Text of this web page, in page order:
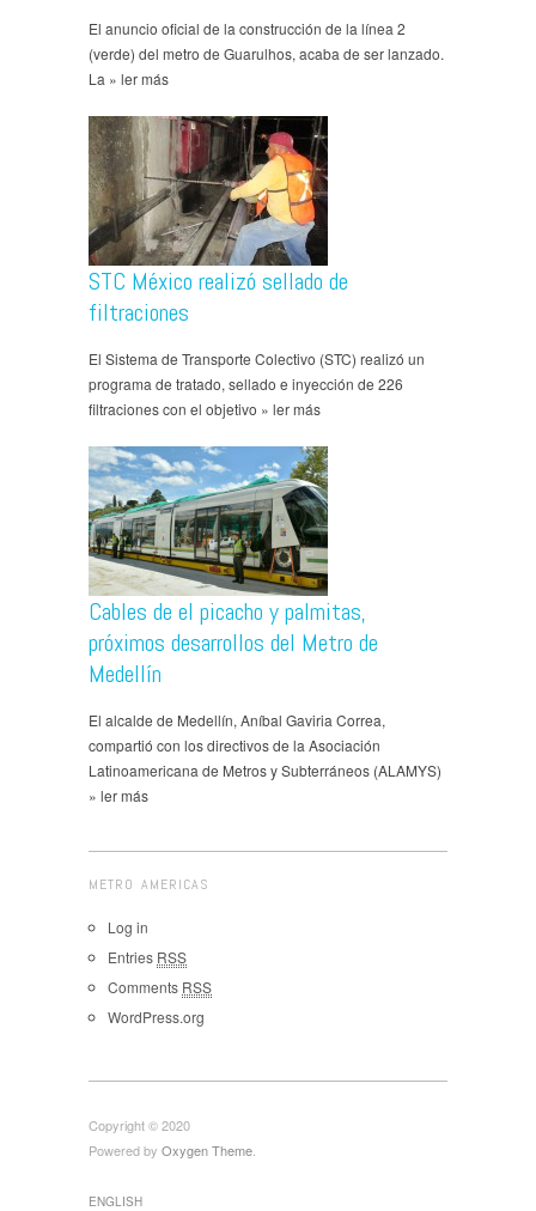
El anuncio oficial de la construcción de la línea 2
(verde) del metro de Guarulhos, acaba de ser lanzado.
La » ler más
STC México realizó sellado de
filtraciones
El Sistema de Transporte Colectivo (STC) realizó un
programa de tratado, sellado e inyección de 226
filtraciones con el objetivo » ler más
Cables de el picacho y palmitas,
próximos desarrollos del Metro de
Medellín
El alcalde de Medellín, Aníbal Gaviria Correa,
compartió con los directivos de la Asociación
Latinoamericana de Metros y Subterráneos (ALAMYS)
» ler más
METRO AMERICAS
Log in
Entries RSS
Comments RSS
WordPress.org
Copyright © 2020
Powered by Oxygen Theme
ENGLISH